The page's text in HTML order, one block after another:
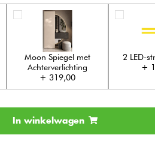
Moon Spiegel met
Achterverlichting
+ 319,00
2 LED-
+
In winkelwagen